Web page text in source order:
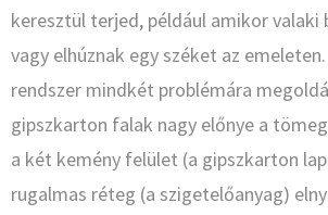
keresztül terjed, például amikor valaki
vagy elhúznak egy széket az
rendszer mindkét problémára
gipszkarton falak nagy előnye a
a két kemény felület (a gipszkarton
rugalmas réteg (a szigetelőanyag)